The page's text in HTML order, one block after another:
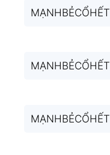
MẠNHBẺCỔHẾT
MẠNHBẺCỔHẾT
MẠNHBẺCỔHẾT